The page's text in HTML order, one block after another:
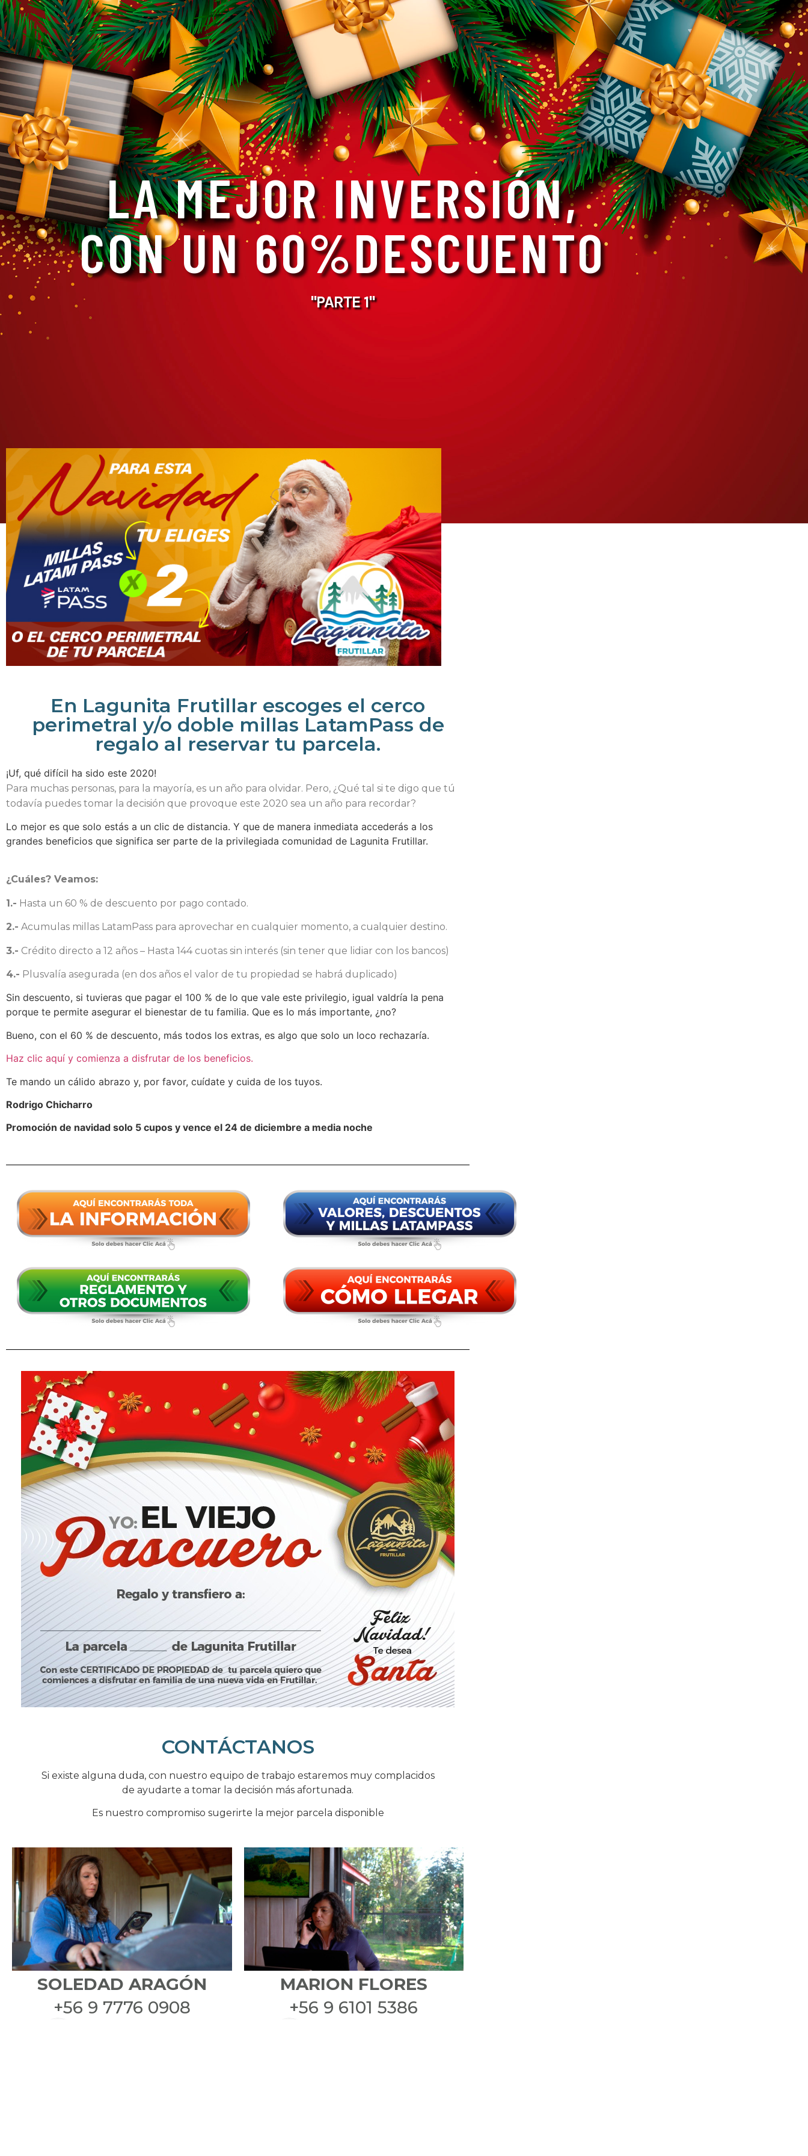
LA MEJOR INVERSIÓN,
CON UN 60%DESCUENTO
"PARTE 1"
En Lagunita Frutillar escoges el cerco
perimetral y/o doble millas LatamPass de
regalo al reservar tu parcela.
¡Uf, qué difícil ha sido este 2020!
Para muchas personas, para la mayoría, es un año para olvidar. Pero, ¿Qué tal si te digo que tú
todavía puedes tomar la decisión que provoque este 2020 sea un año para recordar?
Lo mejor es que solo estás a un clic de distancia. Y que de manera inmediata accederás a los
grandes beneficios que significa ser parte de la privilegiada comunidad de Lagunita Frutillar.
¿Cuáles? Veamos:
1.- Hasta un 60 % de descuento por pago contado.
2.- Acumulas millas LatamPass para aprovechar en cualquier momento, a cualquier destino.
3.- Crédito directo a 12 años – Hasta 144 cuotas sin interés (sin tener que lidiar con los bancos)
4.- Plusvalía asegurada (en dos años el valor de tu propiedad se habrá duplicado)
Sin descuento, si tuvieras que pagar el 100 % de lo que vale este privilegio, igual valdría la pena
porque te permite asegurar el bienestar de tu familia. Que es lo más importante, ¿no?
Bueno, con el 60 % de descuento, más todos los extras, es algo que solo un loco rechazaría.
Haz clic aquí y comienza a disfrutar de los beneficios.
Te mando un cálido abrazo y, por favor, cuídate y cuida de los tuyos.
Rodrigo Chicharro
Promoción de navidad solo 5 cupos y vence el 24 de diciembre a media noche
CONTÁCTANOS
Si existe alguna duda, con nuestro equipo de trabajo estaremos muy complacidos
de ayudarte a tomar la decisión más afortunada.
Es nuestro compromiso sugerirte la mejor parcela disponible
SOLEDAD ARAGÓN
+56 9 7776 0908
MARION FLORES
+56 9 6101 5386